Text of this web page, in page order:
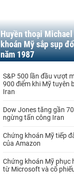
Huyền thoại
khoán Mỹ sắp sụp
năm 1987
S&P 500 lần đầu vượt
900 điểm khi Mỹ tuyên
Iran
Dow Jones tăng gần
ngừng tấn công Iran
Chứng khoán Mỹ tiếp
của Amazon
Chứng khoán Mỹ phục
từ Microsoft và cổ